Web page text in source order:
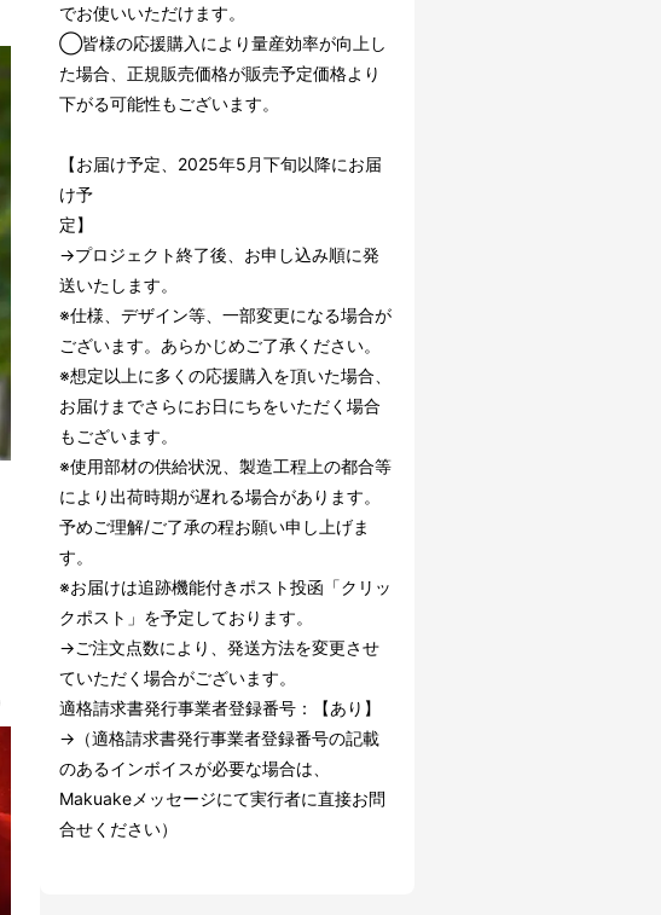
でお使いいただけます。
◯皆様の応援購入により量産効率が向上し
た場合、正規販売価格が販売予定価格より
下がる可能性もございます。
【お届け予定、2025年5月下旬以降にお届
け予
定】
→プロジェクト終了後、お申し込み順に発
送いたします。
※仕様、デザイン等、一部変更になる場合が
ございます。あらかじめご了承ください。
※想定以上に多くの応援購入を頂いた場合、
お届けまでさらにお日にちをいただく場合
もございます。
※使用部材の供給状況、製造工程上の都合等
により出荷時期が遅れる場合があります。
予めご理解/ご了承の程お願い申し上げま
す。
※お届けは追跡機能付きポスト投函「クリッ
クポスト」を予定しております。
→ご注文点数により、発送方法を変更させ
ていただく場合がございます。
適格請求書発行事業者登録番号：【あり】
→（適格請求書発行事業者登録番号の記載
のあるインボイスが必要な場合は、
Makuakeメッセージにて実行者に直接お問
合せください）